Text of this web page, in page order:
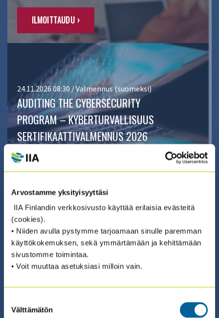
Arvostamme yksityisyyttäsi
IIA Finlandin verkkosivusto käyttää erilaisia evästeitä
(cookies).
• Niiden avulla pystymme tarjoamaan sinulle paremman
käyttökokemuksen, sekä ymmärtämään ja kehittämään
sivustomme toimintaa.
• Voit muuttaa asetuksiasi milloin vain.
valinta
Välttämätön
ILMOITTAUDU ›
24.11.2026 08:30 / Valmennus (suomeksi)
AUDITING THE CYBERSECURITY
PROGRAM – KYBERTURVALLISUUS
SERTIFIKAATTIVALMENNUS 2026
(24.11. + 25.11. + 3.12. + 4.12.)
02.10.2026 08:30 / Verkkokoulutus
OHJELMASSA